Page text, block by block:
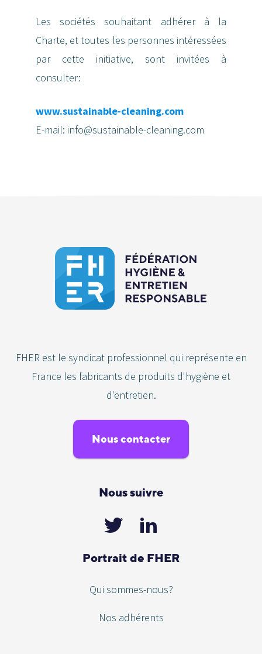
Les sociétés souhaitant adhérer à la
Charte, et toutes les personnes intéressées
par cette initiative, sont invitées à
consulter:
www.sustainable-cleaning.com
E-mail: info@sustainable-cleaning.com
FHER est le syndicat professionnel qui représente en
France les fabricants de produits d'hygiène et
d'entretien.
Nous contacter
Nous suivre
Portrait de FHER
Qui sommes-nous?
Nos adhérents